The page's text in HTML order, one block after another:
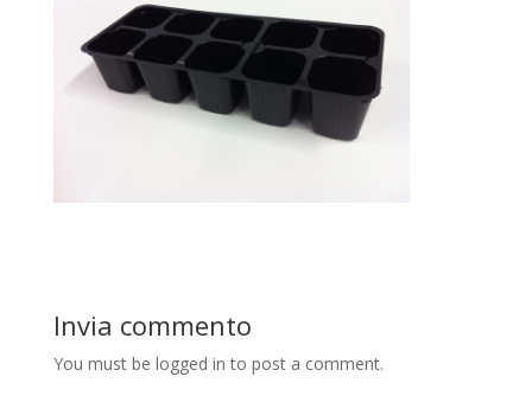
Invia commento
You must be logged in to post a comment.